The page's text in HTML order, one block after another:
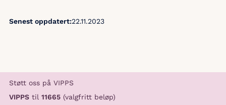
Senest oppdatert:22.11.2023
Støtt oss på VIPPS
VIPPS til 11665 (valgfritt beløp)